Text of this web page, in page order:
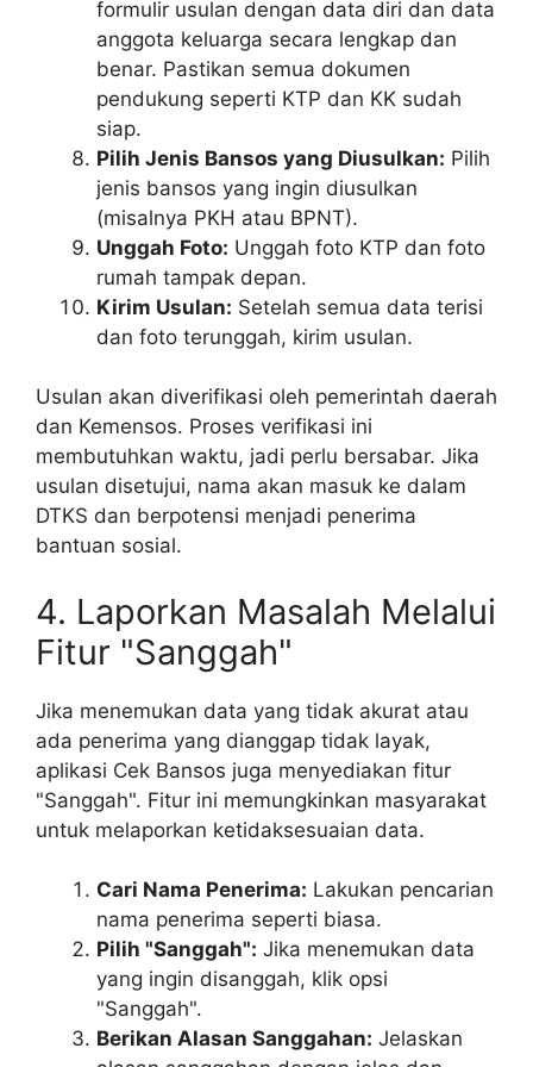
formulir usulan dengan data diri dan data
anggota keluarga secara lengkap dan
benar. Pastikan semua dokumen
pendukung seperti KTP dan KK sudah
siap.
Pilih Jenis Bansos yang Diusulkan: Pilih
jenis bansos yang ingin diusulkan
(misalnya PKH atau BPNT).
Unggah Foto: Unggah foto KTP dan foto
rumah tampak depan.
Kirim Usulan: Setelah semua data terisi
dan foto terunggah, kirim usulan.
Usulan akan diverifikasi oleh pemerintah daerah
dan Kemensos. Proses verifikasi ini
membutuhkan waktu, jadi perlu bersabar. Jika
usulan disetujui, nama akan masuk ke dalam
DTKS dan berpotensi menjadi penerima
bantuan sosial.
4. Laporkan Masalah Melalui
Fitur "Sanggah"
Jika menemukan data yang tidak akurat atau
ada penerima yang dianggap tidak layak,
aplikasi Cek Bansos juga menyediakan fitur
"Sanggah". Fitur ini memungkinkan masyarakat
untuk melaporkan ketidaksesuaian data.
Cari Nama Penerima: Lakukan pencarian
nama penerima seperti biasa.
Pilih "Sanggah": Jika menemukan data
yang ingin disanggah, klik opsi
"Sanggah".
Berikan Alasan Sanggahan: Jelaskan